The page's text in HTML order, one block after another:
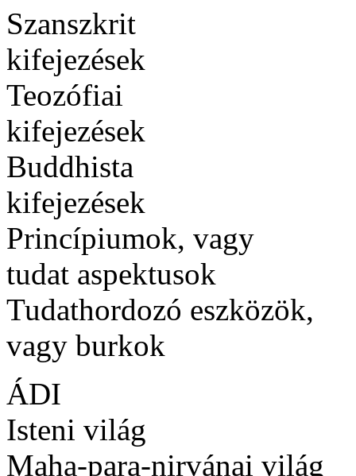
Szanszkrit
kifejezések
Teozófiai
kifejezések
Buddhista
kifejezések
Princípiumok, vagy
tudat aspektusok
Tudathordozó eszközök,
vagy burkok
ÁDI
Isteni világ
Maha-para-nirvánai világ